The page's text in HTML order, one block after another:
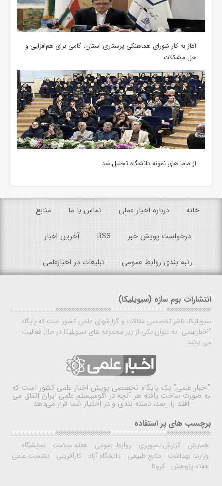
آغاز به کار شورای هماهنگی پرستاری استان؛ گامی برای هم‌افزایی و
حل مشکلات
از ماما های نمونه دانشگاه تجلیل شد
خانه درباره اخبار عملی تماس با ما منابع
درخواست پویش خبر RSS آخرین اخبار
رتبه بندی روابط عمومی تبلیغات در اخبارعلمی
انتشارات بوم سازه (سیویلیکا)
سیویلیکا، ناشر تخصصی مقالات و گزارشهای علمی کشور است که پایگاه
"اخبارعلمی" به عنوان یکی از زیر مجموعه های سیویلیکا در حال فعالیت
می باشد.
"اخبار علمی" یک پایگاه تخصصی پویش اخبار علمی کشور است که
به صورت ساخت یافته هر آنچه در اکوسیستم علمی ایران اتفاق می
افتد را رصد، دسته بندی و در اختیار شما قرار می‌دهد
برچسب های پر استفاده
همایش گزارش تصویری روابط عمومی هفته سلامت
نمایشگاه
وزارت بهداشت
منابع طبیعی دانشگاه آزاد کارآفرینی
نشست علمی
هفته پژوهش
کرونا